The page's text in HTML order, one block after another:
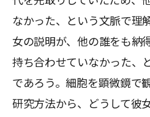
なかった、という文脈で理
女の説明が、他の誰をも納
持ち合わせていなかった、
であろう。細胞を顕微鏡で
研究方法から、どうして彼